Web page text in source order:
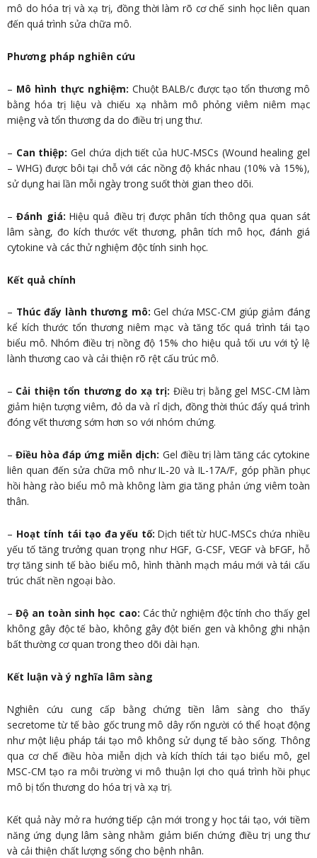
mô do hóa trị và xạ trị, đồng thời làm rõ cơ chế sinh học liên quan
đến quá trình sửa chữa mô.
Phương pháp nghiên cứu
– Mô hình thực nghiệm: Chuột BALB/c được tạo tổn thương mô
bằng hóa trị liệu và chiếu xạ nhằm mô phỏng viêm niêm mạc
miệng và tổn thương da do điều trị ung thư.
– Can thiệp: Gel chứa dịch tiết của hUC-MSCs (Wound healing gel
– WHG) được bôi tại chỗ với các nồng độ khác nhau (10% và 15%),
sử dụng hai lần mỗi ngày trong suốt thời gian theo dõi.
–Đánh giá: Hiệu quả điều trị được phân tích thông qua quan sát
lâm sàng, đo kích thước vết thương, phân tích mô học, đánh giá
cytokine và các thử nghiệm độc tính sinh học.
Kết quả chính
– Thúc đẩy lành thương mô: Gel chứa MSC-CM giúp giảm đáng
kể kích thước tổn thương niêm mạc và tăng tốc quá trình tái tạo
biểu mô. Nhóm điều trị nồng độ 15% cho hiệu quả tối ưu với tỷ lệ
lành thương cao và cải thiện rõ rệt cấu trúc mô.
– Cải thiện tổn thương do xạ trị: Điều trị bằng gel MSC-CM làm
giảm hiện tượng viêm, đỏ da và rỉ dịch, đồng thời thúc đẩy quá trình
đóng vết thương sớm hơn so với nhóm chứng.
–Điều hòa đáp ứng miễn dịch: Gel điều trị làm tăng các cytokine
liên quan đến sửa chữa mô như IL-20 và IL-17A/F, góp phần phục
hồi hàng rào biểu mô mà không làm gia tăng phản ứng viêm toàn
thân.
– Hoạt tính tái tạo đa yếu tố: Dịch tiết từ hUC-MSCs chứa nhiều
yếu tố tăng trưởng quan trọng như HGF, G-CSF, VEGF và bFGF, hỗ
trợ tăng sinh tế bào biểu mô, hình thành mạch máu mới và tái cấu
trúc chất nền ngoại bào.
–Độ an toàn sinh học cao: Các thử nghiệm độc tính cho thấy gel
không gây độc tế bào, không gây đột biến gen và không ghi nhận
bất thường cơ quan trong theo dõi dài hạn.
Kết luận và ý nghĩa lâm sàng
Nghiên cứu cung cấp bằng chứng tiền lâm sàng cho thấy
secretome từ tế bào gốc trung mô dây rốn người có thể hoạt động
như một liệu pháp tái tạo mô không sử dụng tế bào sống. Thông
qua cơ chế điều hòa miễn dịch và kích thích tái tạo biểu mô, gel
MSC-CM tạo ra môi trường vi mô thuận lợi cho quá trình hồi phục
mô bị tổn thương do hóa trị và xạ trị.
Kết quả này mở ra hướng tiếp cận mới trong y học tái tạo, với tiềm
năng ứng dụng lâm sàng nhằm giảm biến chứng điều trị ung thư
và cải thiện chất lượng sống cho bệnh nhân.